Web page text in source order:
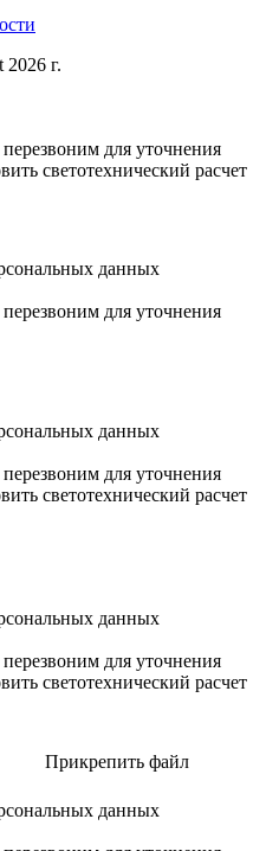
г.
для уточнения
светотехнический расчет
данных
для уточнения
данных
для уточнения
светотехнический расчет
данных
для уточнения
светотехнический расчет
Прикрепить файл
данных